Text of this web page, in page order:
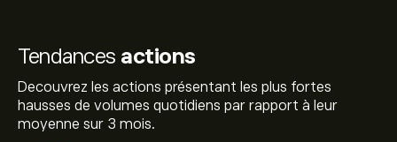
Tendances actions
Decouvrez les actions présentant les plus fortes
hausses de volumes quotidiens par rapport à leur
moyenne sur 3 mois.